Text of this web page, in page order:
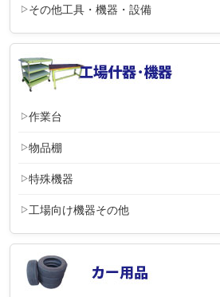
その他工具・機器・設備
作業台
物品棚
特殊機器
工場向け機器その他